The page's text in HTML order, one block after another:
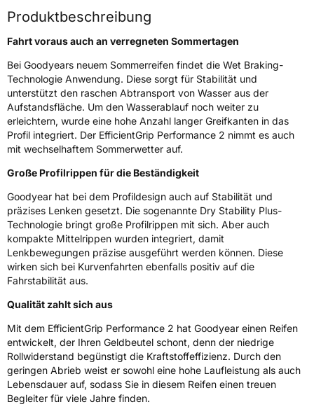
Rollgeräusch (dB) 67
FahrzeugklasseC1
3PMSF / Schneeflockensymbol / Alpine-SymbolNein
EPREL ID1437455
Allgemeine Produktsicherheit (GPSR)
Herstellerkontakt
Goodyear S.A. Innovation Center Avenue
Gordon Smith 7750 Colmar-Berg Luxemburg,
Produktbeschreibung
Fahrt voraus auch an verregneten Sommertagen
Bei Goodyears neuem Sommerreifen findet die Wet Braking-
Technologie Anwendung. Diese sorgt für Stabilität und
unterstützt den raschen Abtransport von Wasser aus der
Aufstandsfläche. Um den Wasserablauf noch weiter zu
erleichtern, wurde eine hohe Anzahl langer Greifkanten in das
Profil integriert. Der EfficientGrip Performance 2 nimmt es auch
mit wechselhaftem Sommerwetter auf.
Große Profilrippen für die Beständigkeit
Goodyear hat bei dem Profildesign auch auf Stabilität und
präzises Lenken gesetzt. Die sogenannte Dry Stability Plus-
Technologie bringt große Profilrippen mit sich. Aber auch
kompakte Mittelrippen wurden integriert, damit
Lenkbewegungen präzise ausgeführt werden können. Diese
wirken sich bei Kurvenfahrten ebenfalls positiv auf die
Fahrstabilität aus.
Qualität zahlt sich aus
Mit dem EfficientGrip Performance 2 hat Goodyear einen Reifen
entwickelt, der Ihren Geldbeutel schont, denn der niedrige
Rollwiderstand begünstigt die Kraftstoffeffizienz. Durch den
geringen Abrieb weist er sowohl eine hohe Laufleistung als auch
Lebensdauer auf, sodass Sie in diesem Reifen einen treuen
Begleiter für viele Jahre finden.